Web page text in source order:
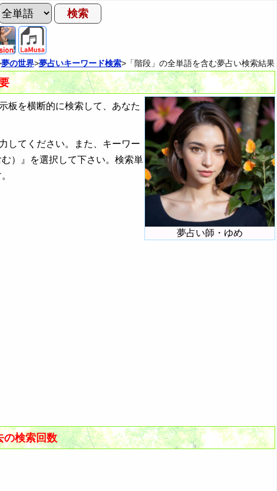
夢の世界>夢占いキーワード検索>「階段」の全単語を含む夢占い検索結果
夢占い師・ゆめ
板を横断的に検索して、あなた
してください。また、キーワー
）』を選択して下さい。検索単
の検索回数